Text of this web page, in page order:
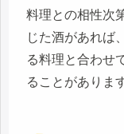
料理との相性次
じた酒があれば
る料理と合わせ
ることがありま